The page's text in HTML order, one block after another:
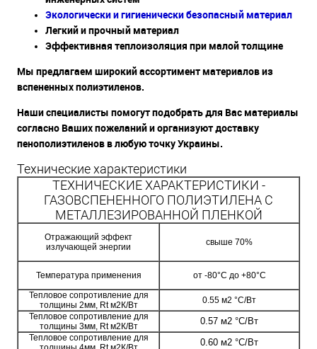
Экологически и гигиенически безопасный материал
Легкий и прочный материал
Эффективная теплоизоляция при малой толщине
Мы предлагаем широкий ассортимент материалов из
вспененных полиэтиленов.
Наши специалисты помогут подобрать для Вас материалы
согласно Ваших пожеланий и организуют доставку
пенополиэтиленов в любую точку Украины.
Технические характеристики
ТЕХНИЧЕСКИЕ ХАРАКТЕРИСТИКИ -
ГАЗОВСПЕНЕННОГО ПОЛИЭТИЛЕНА С
МЕТАЛЛЕЗИРОВАННОЙ ПЛЕНКОЙ
Отражающий эффект
излучающей энергии
свыше 70%
Температура применения
от -80°С до +80°С
Тепловое сопротивление для
толщины 2мм, Rt м2К/Вт
0.55 м2 °С/Вт
Тепловое сопротивление для
толщины 3мм, Rt м2К/Вт
0.57 м2 °С/Вт
Тепловое сопротивление для
0.60 м2 °С/Вт